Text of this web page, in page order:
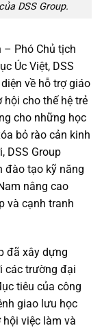
DSS Group.
– Phó Chủ tịch
Úc Việt, DSS
về hỗ trợ giáo
cho thế hệ trẻ
cho những học
bỏ rào cản kinh
DSS Group
đào tạo kỹ năng
nâng cao
và cạnh tranh
đã xây dựng
các trường đại
tiêu của công
giao lưu học
việc làm và